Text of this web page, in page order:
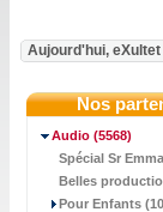
Aujourd'hui,
Nos
Audio (5568)
Spécial Sr
Belles
Pour Enfants